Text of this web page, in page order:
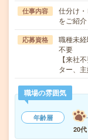
仕事内容
仕分け
をご紹
応募資格
職種未
不要
【来社
ター、
職場の雰囲気
年齢層
20代